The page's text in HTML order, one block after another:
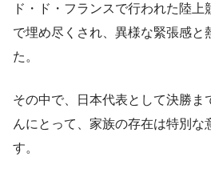
ド・ド・フランスで行われた陸
で埋め尽くされ、異様な緊張感と
た。
その中で、日本代表として決勝ま
んにとって、家族の存在は特別な
す。